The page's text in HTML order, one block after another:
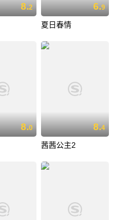
8.2 6.9
夏日春情
8.0 8.4
茜茜公主2